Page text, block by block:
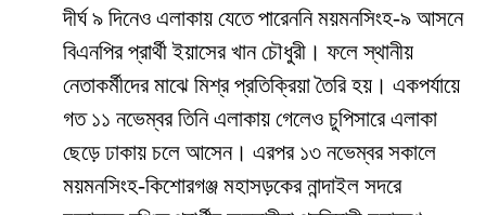
দীর্ঘ ৯ দিনেও এলাকায় যেতে পারেননি ময়মনসিংহ-৯ আসনে
বিএনপির প্রার্থী ইয়াসের খান চৌধুরী। ফলে স্থানীয়
নেতাকর্মীদের মাঝে মিশ্র প্রতিক্রিয়া তৈরি হয়। একপর্যায়ে
গত ১১ নভেম্বর তিনি এলাকায় গেলেও চুপিসারে এলাকা
ছেড়ে ঢাকায় চলে আসেন। এরপর ১৩ নভেম্বর সকালে
ময়মনসিংহ-কিশোরগঞ্জ মহাসড়কের নান্দাইল সদরে